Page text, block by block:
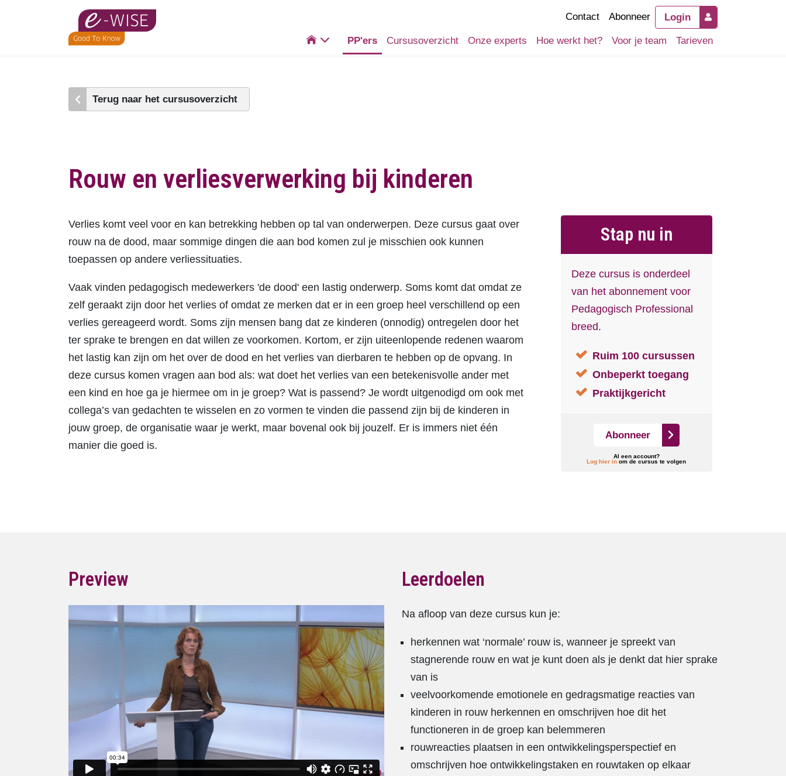
Contact Abonneer Login
 PP'ers Cursusoverzicht Onze experts Hoe werkt het? Voor je team Tarieven
Terug naar het cursusoverzicht
Rouw en verliesverwerking bij kinderen
Stap nu in
Deze cursus is onderdeel
van het abonnement voor
Pedagogisch Professional
breed.
Ruim 100 cursussen
Onbeperkt toegang
Praktijkgericht
Abonneer
Al een account?
Log hier in om de cursus te volgen
Verlies komt veel voor en kan betrekking hebben op tal van onderwerpen. Deze cursus gaat over
rouw na de dood, maar sommige dingen die aan bod komen zul je misschien ook kunnen
toepassen op andere verliessituaties.
Vaak vinden pedagogisch medewerkers 'de dood' een lastig onderwerp. Soms komt dat omdat ze
zelf geraakt zijn door het verlies of omdat ze merken dat er in een groep heel verschillend op een
verlies gereageerd wordt. Soms zijn mensen bang dat ze kinderen (onnodig) ontregelen door het
ter sprake te brengen en dat willen ze voorkomen. Kortom, er zijn uiteenlopende redenen waarom
het lastig kan zijn om het over de dood en het verlies van dierbaren te hebben op de opvang. In
deze cursus komen vragen aan bod als: wat doet het verlies van een betekenisvolle ander met
een kind en hoe ga je hiermee om in je groep? Wat is passend? Je wordt uitgenodigd om ook met
collega’s van gedachten te wisselen en zo vormen te vinden die passend zijn bij de kinderen in
jouw groep, de organisatie waar je werkt, maar bovenal ook bij jouzelf. Er is immers niet één
manier die goed is.
Preview Leerdoelen
Na afloop van deze cursus kun je:
herkennen wat ‘normale’ rouw is, wanneer je spreekt van
stagnerende rouw en wat je kunt doen als je denkt dat hier sprake
van is
veelvoorkomende emotionele en gedragsmatige reacties van
kinderen in rouw herkennen en omschrijven hoe dit het
functioneren in de groep kan belemmeren
rouwreacties plaatsen in een ontwikkelingsperspectief en
omschrijven hoe ontwikkelingstaken en rouwtaken op elkaar